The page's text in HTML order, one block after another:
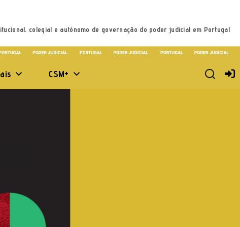
colegial e autónomo de governação do poder judicial em Portugal
CSM+